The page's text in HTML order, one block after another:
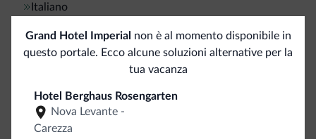
Italiano
Tedesco
Francese
Business
Sala congressi
Grand Hotel Imperial non è al momento disponibile in
questo portale. Ecco alcune soluzioni alternative per la
tua vacanza
Hotel Berghaus Rosengarten
Nova Levante -
Carezza